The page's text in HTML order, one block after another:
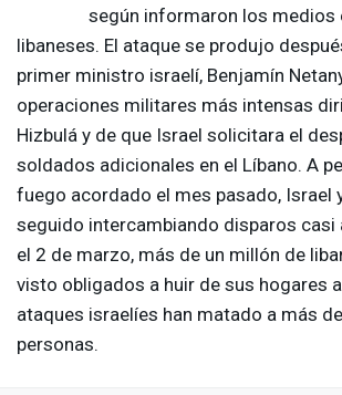
según informaron los medios
libaneses. El ataque se produjo
primer ministro israelí, Benjamín
operaciones militares más intensas
Hizbulá y de que Israel solicitara el
soldados adicionales en el Líbano. A
fuego acordado el mes pasado, Israel
seguido intercambiando disparos casi
el 2 de marzo, más de un millón de
visto obligados a huir de sus hogares
ataques israelíes han matado a más
personas.